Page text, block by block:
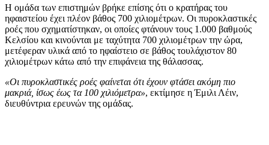
Η ομάδα των επιστημών βρήκε επίσης ότι ο κρατήρας του
ηφαιστείου έχει πλέον βάθος 700 χιλιομέτρων. Οι πυροκλαστικές
ροές που σχηματίστηκαν, οι οποίες φτάνουν τους 1.000 βαθμούς
Κελσίου και κινούνται με ταχύτητα 700 χιλιομέτρων την ώρα,
μετέφεραν υλικά από το ηφαίστειο σε βάθος τουλάχιστον 80
χιλιομέτρων κάτω από την επιφάνεια της θάλασσας.
«Οι πυροκλαστικές ροές φαίνεται ότι έχουν φτάσει ακόμη πιο
μακριά, ίσως έως τα 100 χιλιόμετρα», εκτίμησε η Έμιλι Λέιν,
διευθύντρια ερευνών της ομάδας.